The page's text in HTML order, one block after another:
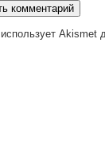
использует